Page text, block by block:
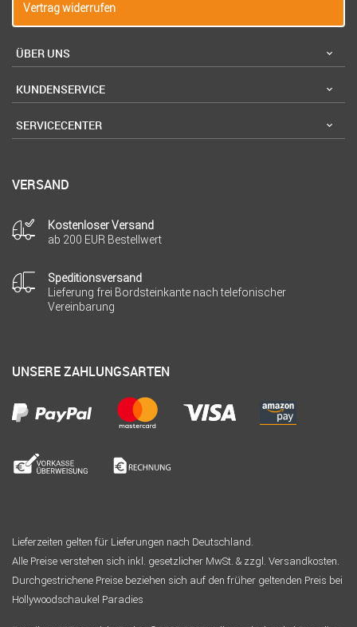
Vertrag widerrufen
ÜBER UNS
KUNDENSERVICE
SERVICECENTER
VERSAND
Kostenloser Versand
ab 200 EUR Bestellwert
Speditionsversand
Lieferung frei Bordsteinkante nach telefonischer
Vereinbarung
UNSERE ZAHLUNGSARTEN
Lieferzeiten gelten für Lieferungen nach Deutschland.
Alle Preise verstehen sich inkl. gesetzlicher MwSt. & zzgl. Versandkosten.
Durchgestrichene Preise beziehen sich auf den früher geltenden Preis bei
Hollywoodschaukel Paradies